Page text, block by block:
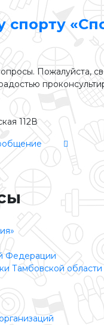
спорту
Пожалуйста,
112В
Федерации
Тамбовской области